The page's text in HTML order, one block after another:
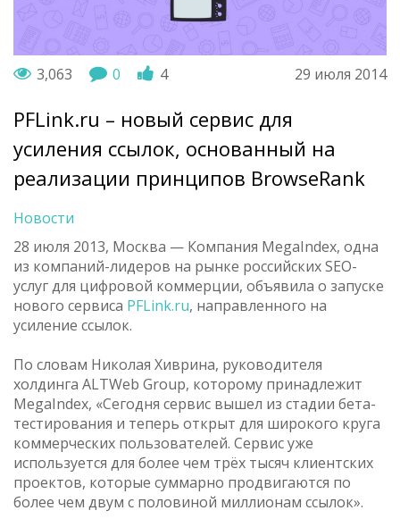
29 июля 2014
3,063 0 4
PFLink.ru – новый сервис для
усиления ссылок, основанный на
реализации принципов BrowseRank
Новости
28 июля 2013, Москва — Компания MegaIndex, одна
из компаний-лидеров на рынке российских SEO-
услуг для цифровой коммерции, объявила о запуске
нового сервиса PFLink.ru, направленного на
усиление ссылок.
По словам Николая Хиврина, руководителя
холдинга ALTWeb Group, которому принадлежит
MegaIndex, «Сегодня сервис вышел из стадии бета-
тестирования и теперь открыт для широкого круга
коммерческих пользователей. Сервис уже
используется для более чем трёх тысяч клиентских
проектов, которые суммарно продвигаются по
более чем двум с половиной миллионам ссылок».